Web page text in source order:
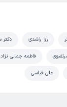
رزا راشدی دکتر
فاطمه جمالی نژاد
علی قیاسی